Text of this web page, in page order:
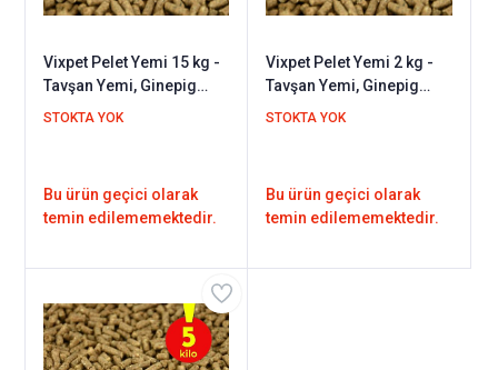
Vixpet Pelet Yemi 15 kg -
Tavşan Yemi, Ginepig
Yemi, Hamster Yemi /
STOKTA YOK
Bu ürün geçici olarak
temin edilememektedir.
Vixpet Pelet Yemi 2 kg -
Tavşan Yemi, Ginepig
Yemi, Hamster Yemi /
STOKTA YOK
Bu ürün geçici olarak
temin edilememektedir.